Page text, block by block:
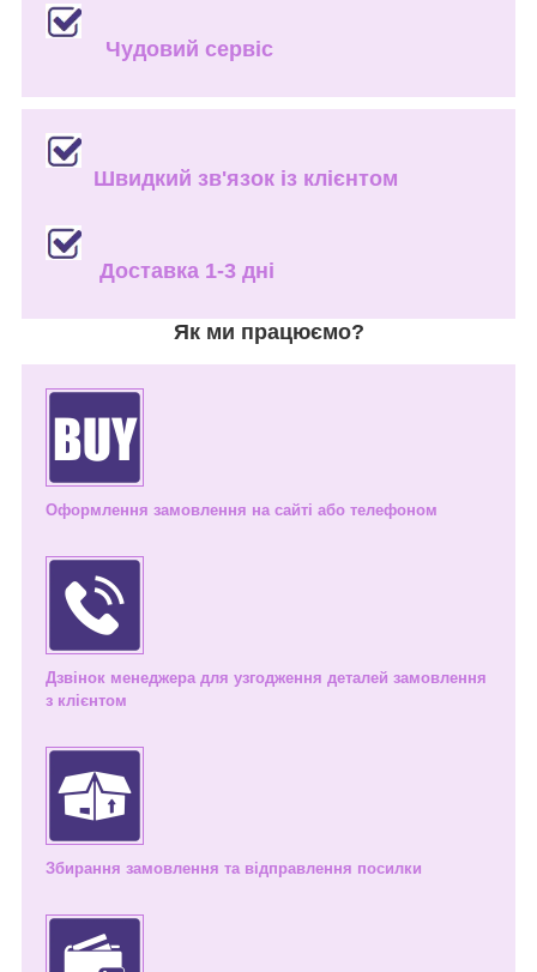
Чудовий сервіс
Швидкий зв'язок із клієнтом
Доставка 1-3 дні
Як ми працюємо?
Оформлення замовлення на сайті або телефоном
Дзвінок менеджера для узгодження деталей замовлення
з клієнтом
Збирання замовлення та відправлення посилки